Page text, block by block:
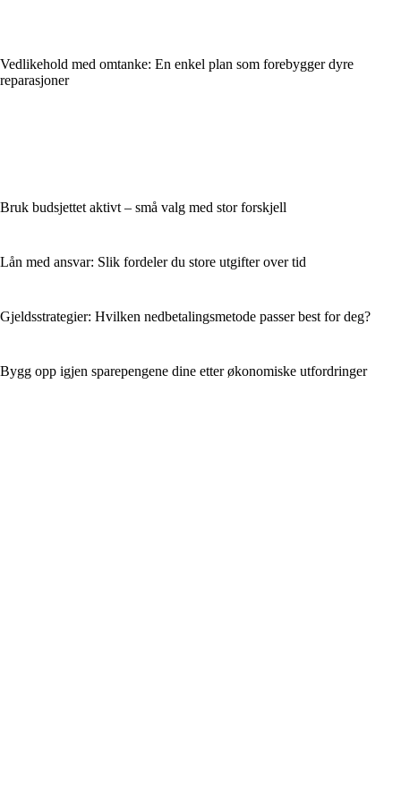
Vedlikehold med omtanke: En enkel plan som forebygger dyre
reparasjoner
Bruk budsjettet aktivt – små valg med stor forskjell
Lån med ansvar: Slik fordeler du store utgifter over tid
Gjeldsstrategier: Hvilken nedbetalingsmetode passer best for deg?
Bygg opp igjen sparepengene dine etter økonomiske utfordringer